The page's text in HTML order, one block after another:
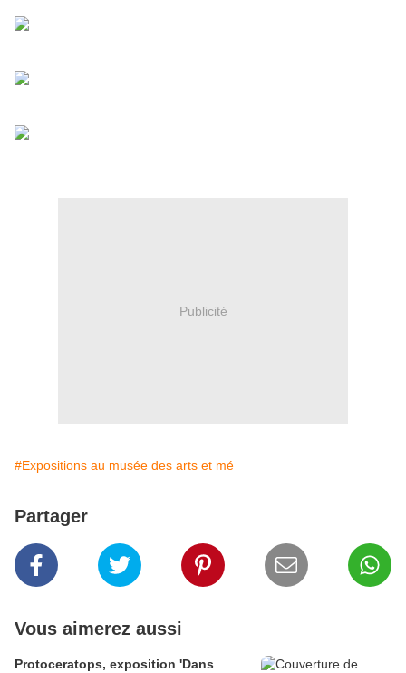
Publicité
#Expositions au musée des arts et mé
Partager
Vous aimerez aussi
Protoceratops, exposition 'Dans